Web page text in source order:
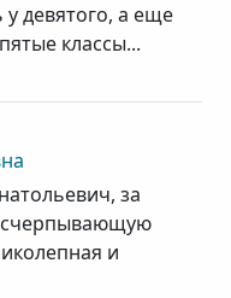
девятого, а еще
классы...
за
и